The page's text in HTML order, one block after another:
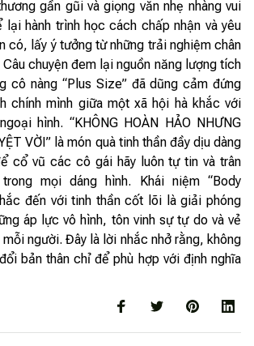
gần gũi và giọng văn nhẹ nhàng vui
lại hành trình học cách chấp nhận và yêu
có, lấy ý tưởng từ những trải nghiệm chân
chuyện đem lại nguồn năng lượng tích
cô nàng “Plus Size” đã dũng cảm đứng
chính mình giữa một xã hội hà khắc với
hình. “KHÔNG HOÀN HẢO NHƯNG
VỜI” là món quà tinh thần đầy dịu dàng
cổ vũ các cô gái hãy luôn tự tin và trân
mọi dáng hình. Khái niệm “Body
đến với tinh thần cốt lõi là giải phóng
áp lực vô hình, tôn vinh sự tự do và vẻ
người. Đây là lời nhắc nhở rằng, không
bản thân chỉ để phù hợp với định nghĩa